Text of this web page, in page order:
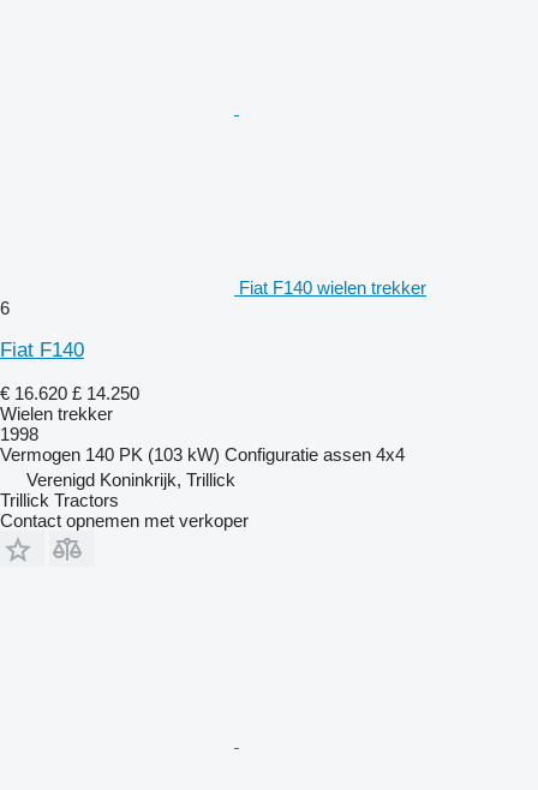
Fiat F140 wielen trekker
6
Fiat F140
€ 16.620 £ 14.250
Wielen trekker
1998
Vermogen 140 PK (103 kW) Configuratie assen 4x4
Verenigd Koninkrijk, Trillick
Trillick Tractors
Contact opnemen met verkoper